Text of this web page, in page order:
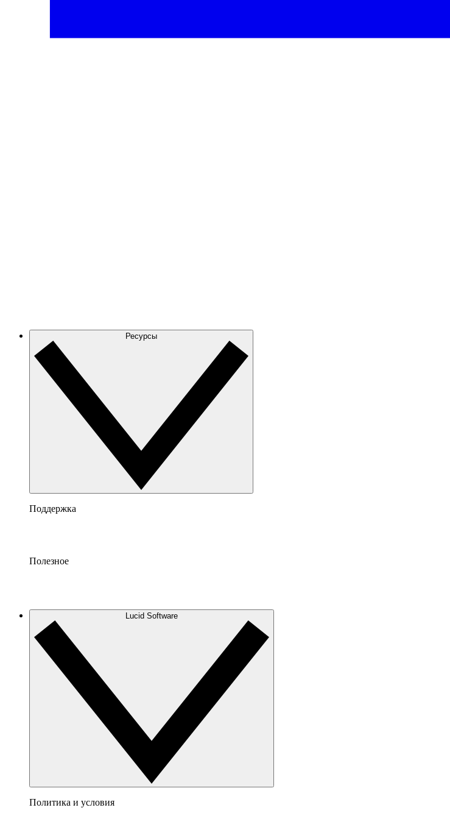
Ресурсы
Поддержка
Полезное
Lucid Software
Политика и условия